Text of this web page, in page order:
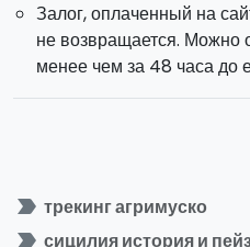
Залог, оплаченный на
не возвращается. Можно
менее чем за 48 часа до
label_important трекинг агримуско
label_important сицилия история и